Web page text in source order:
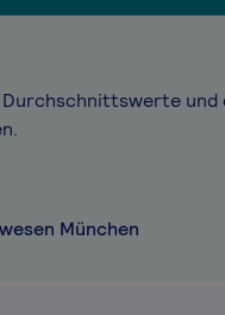
und
München